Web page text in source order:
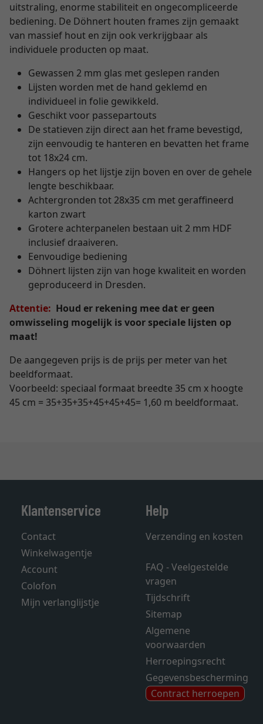
uitstraling, enorme stabiliteit en ongecompliceerde
bediening. De Döhnert houten frames zijn gemaakt
van massief hout en zijn ook verkrijgbaar als
individuele producten op maat.
Gewassen 2 mm glas met geslepen randen
Lijsten worden met de hand geklemd en
individueel in folie gewikkeld.
Geschikt voor passepartouts
De statieven zijn direct aan het frame bevestigd,
zijn eenvoudig te hanteren en bevatten het frame
tot 18x24 cm.
Hangers op het lijstje zijn boven en over de gehele
lengte beschikbaar.
Achtergronden tot 28x35 cm met geraffineerd
karton zwart
Grotere achterpanelen bestaan uit 2 mm HDF
inclusief draaiveren.
Eenvoudige bediening
Döhnert lijsten zijn van hoge kwaliteit en worden
geproduceerd in Dresden.
Attentie: Houd er rekening mee dat er geen
omwisseling mogelijk is voor speciale lijsten op
maat!
De aangegeven prijs is de prijs per meter van het
beeldformaat.
Voorbeeld: speciaal formaat breedte 35 cm x hoogte
45 cm = 35+35+35+45+45+45= 1,60 m beeldformaat.
Klantenservice
Contact
Winkelwagentje
Account
Colofon
Mijn verlanglijstje
Help
Verzending en kosten
FAQ - Veelgestelde
vragen
Tijdschrift
Sitemap
Algemene
voorwaarden
Herroepingsrecht
Gegevensbescherming
Contract herroepen